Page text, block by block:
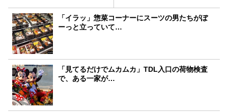
「イラッ」惣菜コーナーにスーツの男たちがぼ
ーっと立っていて…
「見てるだけでムカムカ」TDL入口の荷物検査
で、ある一家が…